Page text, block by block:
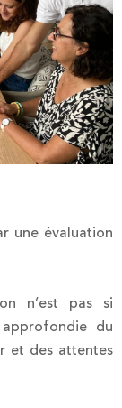
une évaluation
n’est pas si
du
et des attentes